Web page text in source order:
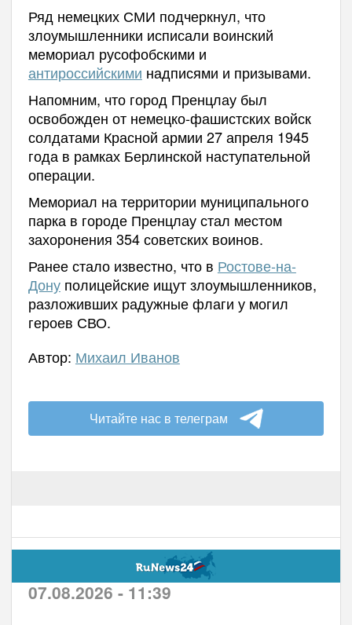
Ряд немецких СМИ подчеркнул, что
злоумышленники исписали воинский
мемориал русофобскими и
антироссийскими надписями и призывами.
Напомним, что город Пренцлау был
освобожден от немецко-фашистских войск
солдатами Красной армии 27 апреля 1945
года в рамках Берлинской наступательной
операции.
Мемориал на территории муниципального
парка в городе Пренцлау стал местом
захоронения 354 советских воинов.
Ранее стало известно, что в Ростове-на-
Донуполицейские ищут злоумышленников,
разложивших радужные флаги у могил
героев СВО.
Автор: Михаил Иванов
Читайте нас в телеграм
07.08.2026 - 11:39